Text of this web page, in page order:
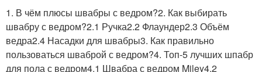
1. В чём плюсы швабры с ведром?2. Как выбирать
швабру с ведром?2.1 Ручка2.2 Флаундер2.3 Объём
ведра2.4 Насадки для швабры3. Как правильно
пользоваться шваброй с ведром?4. Топ-5 лучших шпабр
для пола с ведром4.1 Швабра с ведром Miley4.2